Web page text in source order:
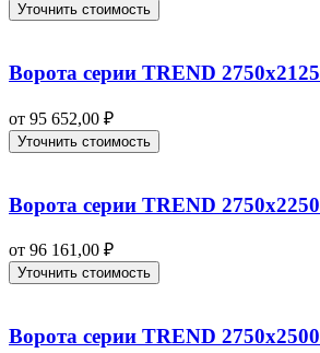
Уточнить стоимость
Ворота серии TREND
от 95 652,00 ₽
Уточнить стоимость
Ворота серии TREND
от 96 161,00 ₽
Уточнить стоимость
Ворота серии TREND